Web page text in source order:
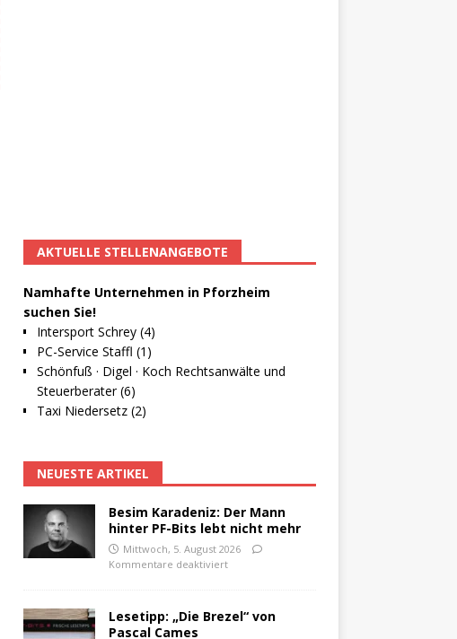
AKTUELLE STELLENANGEBOTE
Namhafte Unternehmen in Pforzheim
suchen Sie!
Intersport Schrey (4)
PC-Service Staffl (1)
Schönfuß · Digel · Koch Rechtsanwälte und
Steuerberater (6)
Taxi Niedersetz (2)
NEUESTE ARTIKEL
Besim Karadeniz: Der Mann
hinter PF-Bits lebt nicht mehr
Mittwoch, 5. August 2026
Kommentare deaktiviert
Lesetipp: „Die Brezel“ von
Pascal Cames